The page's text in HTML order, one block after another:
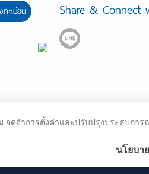
ทะเบียน Share & Connect
จดจำการตั้งค่าและปรับปรุงประสบกา
นโยบา